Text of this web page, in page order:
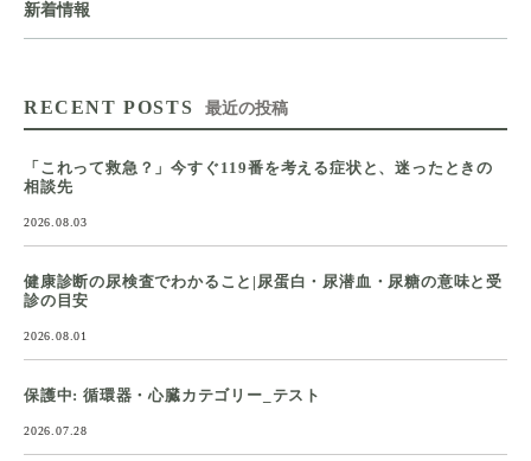
新着情報
RECENT POSTS 最近の投稿
「これって救急？」今すぐ119番を考える症状と、迷ったときの
相談先
2026.08.03
健康診断の尿検査でわかること|尿蛋白・尿潜血・尿糖の意味と受
診の目安
2026.08.01
保護中: 循環器・心臓カテゴリー_テスト
2026.07.28